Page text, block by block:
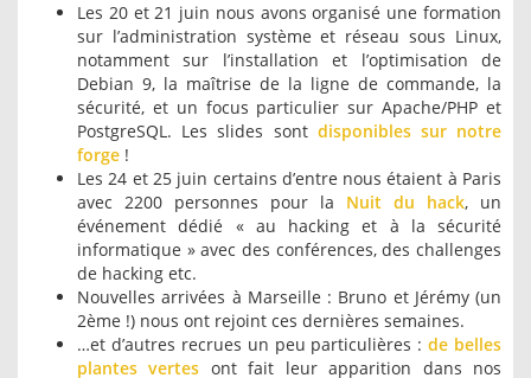
Les 20 et 21 juin nous avons organisé une formation
sur l’administration système et réseau sous Linux,
notamment sur l’installation et l’optimisation de
Debian 9, la maîtrise de la ligne de commande, la
sécurité, et un focus particulier sur Apache/PHP et
PostgreSQL. Les slides sont disponibles sur notre
forge !
Les 24 et 25 juin certains d’entre nous étaient à Paris
avec 2200 personnes pour la Nuit du hack, un
événement dédié « au hacking et à la sécurité
informatique » avec des conférences, des challenges
de hacking etc.
Nouvelles arrivées à Marseille : Bruno et Jérémy (un
2ème !) nous ont rejoint ces dernières semaines.
…et d’autres recrues un peu particulières :de belles
plantes vertes ont fait leur apparition dans nos